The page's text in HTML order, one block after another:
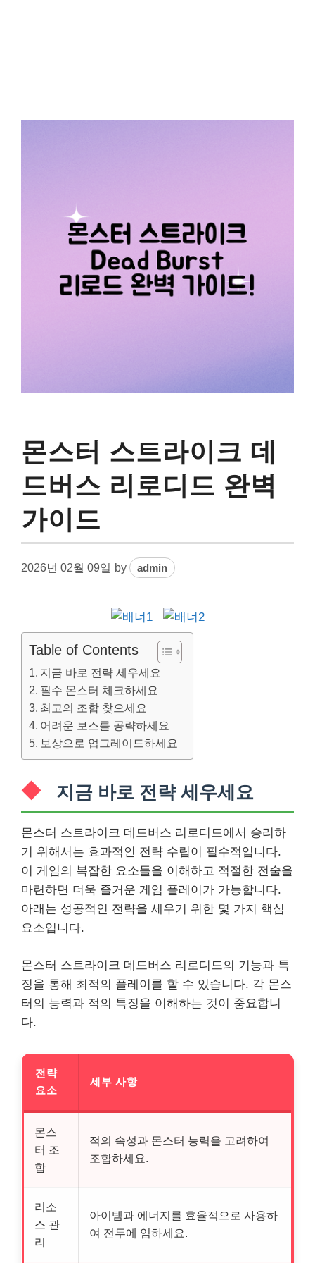
몬스터 스트라이크 데
드버스 리로디드 완벽
가이드
2026년 02월 09일 by admin
Table of Contents
지금 바로 전략 세우세요
필수 몬스터 체크하세요
최고의 조합 찾으세요
어려운 보스를 공략하세요
보상으로 업그레이드하세요
지금 바로 전략 세우세요
몬스터 스트라이크 데드버스 리로디드에서 승리하
기 위해서는 효과적인 전략 수립이 필수적입니다.
이 게임의 복잡한 요소들을 이해하고 적절한 전술을
마련하면 더욱 즐거운 게임 플레이가 가능합니다.
아래는 성공적인 전략을 세우기 위한 몇 가지 핵심
요소입니다.
몬스터 스트라이크 데드버스 리로디드의 기능과 특
징을 통해 최적의 플레이를 할 수 있습니다. 각 몬스
터의 능력과 적의 특징을 이해하는 것이 중요합니
다.
전략
요소
세부 사항
몬스
터 조
합
적의 속성과 몬스터 능력을 고려하여
조합하세요.
리소
스 관
리
아이템과 에너지를 효율적으로 사용하
여 전투에 임하세요.